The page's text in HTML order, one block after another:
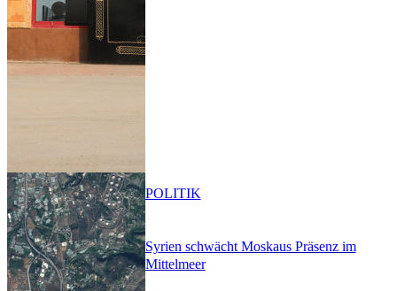
Syrien schwächt Moskaus Präsenz im
Mittelmeer
POLITIK